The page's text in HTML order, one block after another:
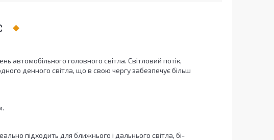
автомобільного головного світла. Світловий потік,
денного світла, що в свою чергу забезпечує більш
підходить для ближнього і дальнього світла, бі-